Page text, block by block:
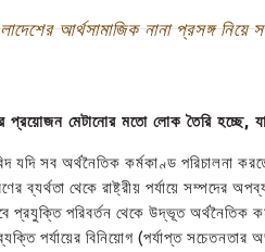
আর্থসামাজিক নানা প্রসঙ্গ নিয়ে
প্রয়োজন মেটানোর মতো লোক তৈরি হচ্ছে,
যদি সব অর্থনৈতিক কর্মকাণ্ড পরিচালনা
ব্যর্থতা থেকে রাষ্ট্রীয় পর্যায়ে
পরিবর্তন থেকে উদ্ভূত অর্থনৈতিক
পর্যায়ের বিনিয়োগ (পর্যাপ্ত সচেতনতার